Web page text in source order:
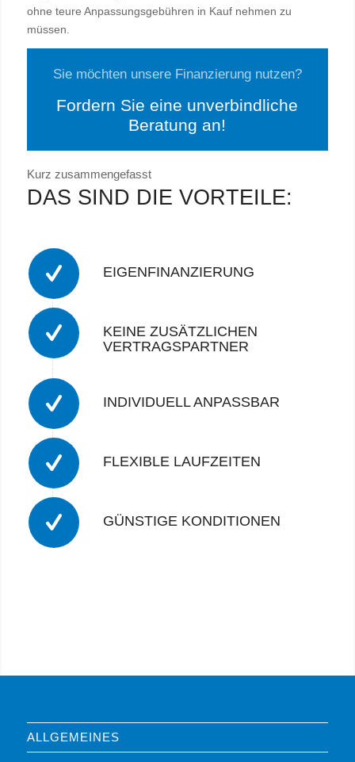
ohne teure Anpassungsgebühren in Kauf nehmen zu
müssen.
Sie möchten unsere Finanzierung nutzen?
Fordern Sie eine unverbindliche
Beratung an!
Kurz zusammengefasst
DAS SIND DIE VORTEILE:
EIGENFINANZIERUNG
KEINE ZUSÄTZLICHEN
VERTRAGSPARTNER
INDIVIDUELL ANPASSBAR
FLEXIBLE LAUFZEITEN
GÜNSTIGE KONDITIONEN
ALLGEMEINES